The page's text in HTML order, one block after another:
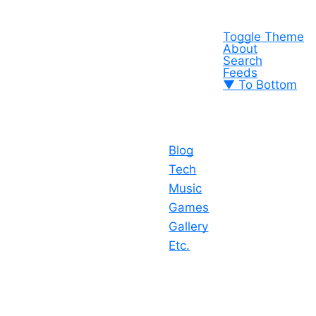
Toggle Theme
About
Search
Feeds
▼ To Bottom
Blog
Tech
Music
Games
Gallery
Etc.